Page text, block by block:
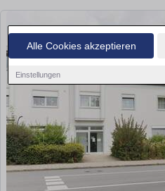
Alle Cookies akzeptieren
Einstellungen